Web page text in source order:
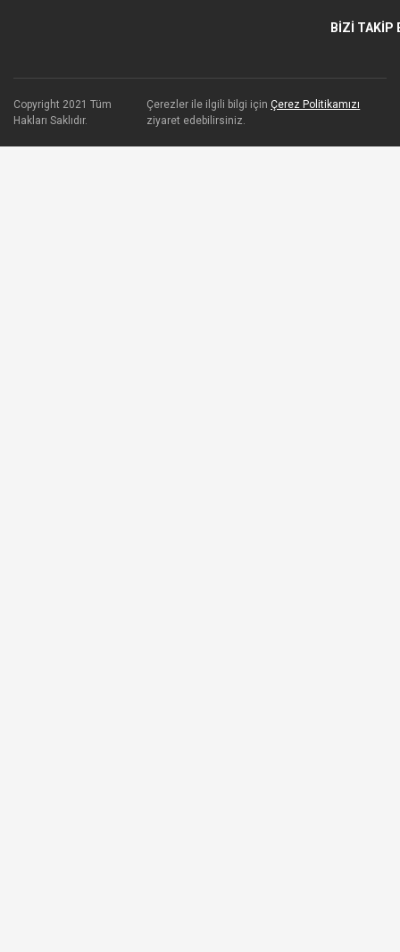
BİZİ TAKİP
Copyright 2021 Tüm
Hakları Saklıdır.
Çerezler ile ilgili bilgi içinÇerez Politikamızı
ziyaret edebilirsiniz.